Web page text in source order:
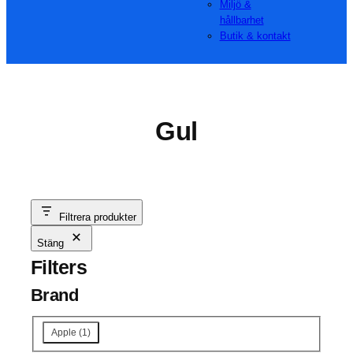
Miljö &
hållbarhet
Butik & kontakt
Gul
Filtrera produkter
Stäng
Filters
Brand
Varumärke
Apple (1 )